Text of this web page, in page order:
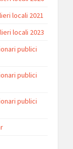
locali 2021
locali 2023
publici
publici
publici